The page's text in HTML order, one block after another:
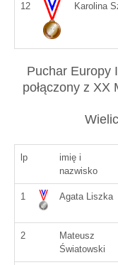
12 Karolina
Puchar Europy
połączony z XX
lp
imię i
nazwisko
1 Agata Liszka
2
Mateusz
Światowski